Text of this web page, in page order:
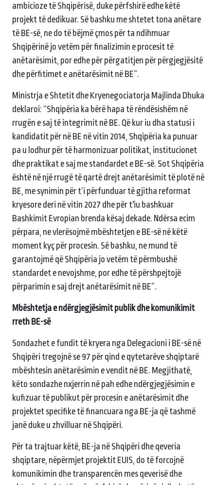
ambicioze të Shqipërisë, duke përfshirë edhe këtë
projekt të dedikuar. Së bashku me shtetet tona anëtare
të BE-së, ne do të bëjmë çmos për ta ndihmuar
Shqipërinë jo vetëm për finalizimin e procesit të
anëtarësimit, por edhe për përgatitjen për përgjegjësitë
dhe përfitimet e anëtarësimit në BE”.
Ministrja e Shtetit dhe Kryenegociatorja Majlinda Dhuka
deklaroi: “Shqipëria ka bërë hapa të rëndësishëm në
rrugën e saj të integrimit në BE. Që kur iu dha statusi i
kandidatit për në BE në vitin 2014, Shqipëria ka punuar
pa u lodhur për të harmonizuar politikat, institucionet
dhe praktikat e saj me standardet e BE-së. Sot Shqipëria
është në një rrugë të qartë drejt anëtarësimit të plotë në
BE, me synimin për t’i përfunduar të gjitha reformat
kryesore deri në vitin 2027 dhe për t'iu bashkuar
Bashkimit Evropian brenda kësaj dekade. Ndërsa ecim
përpara, ne vlerësojmë mbështetjen e BE-së në këtë
moment kyç për procesin. Së bashku, ne mund të
garantojmë që Shqipëria jo vetëm të përmbushë
standardet e nevojshme, por edhe të përshpejtojë
përparimin e saj drejt anëtarësimit në BE”.
Mbështetja e ndërgjegjësimit publik dhe komunikimit
rreth BE-së
Sondazhet e fundit të kryera nga Delegacioni i BE-së në
Shqipëri tregojnë se 97 për qind e qytetarëve shqiptarë
mbështesin anëtarësimin e vendit në BE. Megjithatë,
këto sondazhe nxjerrin në pah edhe ndërgjegjësimin e
kufizuar të publikut për procesin e anëtarësimit dhe
projektet specifike të financuara nga BE-ja që tashmë
janë duke u zhvilluar në Shqipëri.
Për ta trajtuar këtë, BE-ja në Shqipëri dhe qeveria
shqiptare, nëpërmjet projektit EUIS, do të forcojnë
komunikimin dhe transparencën mes qeverisë dhe